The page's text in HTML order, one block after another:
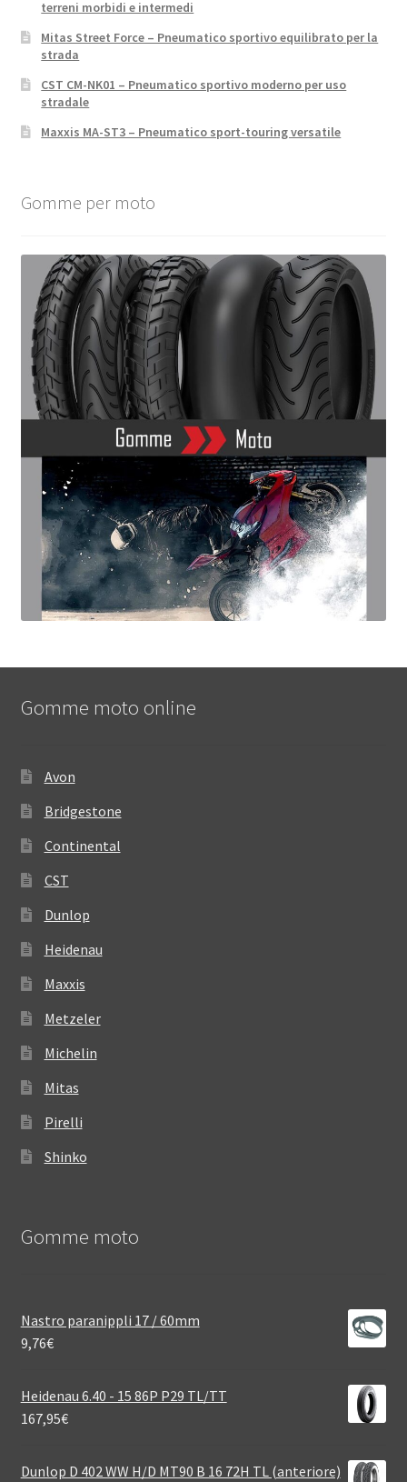
terreni morbidi e intermedi
Mitas Street Force – Pneumatico sportivo equilibrato per la
strada
CST CM-NK01 – Pneumatico sportivo moderno per uso
stradale
Maxxis MA-ST3 – Pneumatico sport-touring versatile
Gomme per moto
Gomme moto online
Avon
Bridgestone
Continental
CST
Dunlop
Heidenau
Maxxis
Metzeler
Michelin
Mitas
Pirelli
Shinko
Gomme moto
Nastro paranippli 17 / 60mm
9,76€
Heidenau 6.40 - 15 86P P29 TL/TT
167,95€
Dunlop D 402 WW H/D MT90 B 16 72H TL (anteriore)